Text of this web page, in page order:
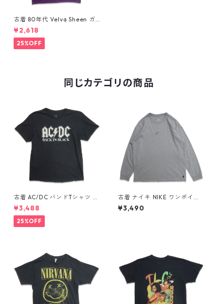
古着 80年代 Velva Sheen ガ
ールスカウト プリントTシャツ
シングルステッチ パープル 表
記：L gd409777n w60617
¥2,618
25%OFF
同じカテゴリの商品
古着 AC/DC バンドTシャツ バ
ンT プリントTシャツ ブラック
表記：XL gd410397n w608
06
¥3,488
25%OFF
古着 ナイキ NIKE ワンポイン
ト ロングスリーブTシャツ ロ
ンT 杢グレー 表記：L gd40
¥3,490